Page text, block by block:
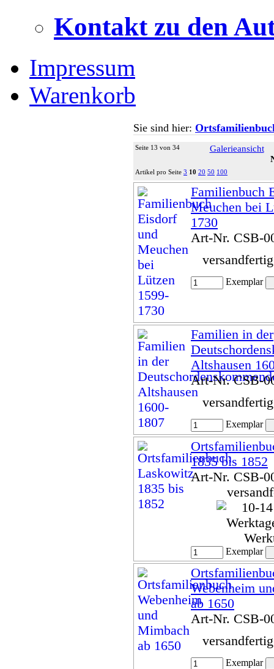
Kontakt zu den
Impressum
Warenkorb
Sie sind hier:
Seite 13 von 34
Galerieansicht
Artikel pro Seite 3 10 20 50 100
Familienbuch
Meuchen bei
1730
Art-Nr. CSB-
Exemplar
Familien in der
Altshausen
Art-Nr. CSB-
Exemplar
1835 bis 1852
Art-Nr. CSB-
Exemplar
Webenheim
ab 1650
Art-Nr. CSB-
Exemplar